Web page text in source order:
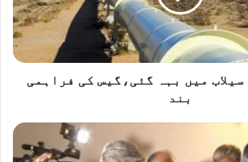
سیلاب میں بہہ گئی،گیس کی فراہمی
بند